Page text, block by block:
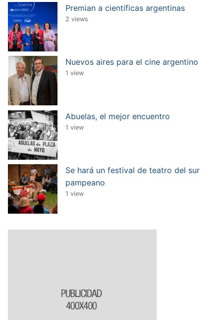
Premian a científicas argentinas
2 views
Nuevos aires para el cine argentino
1 view
Abuelas, el mejor encuentro
1 view
Se hará un festival de teatro del sur
pampeano
1 view